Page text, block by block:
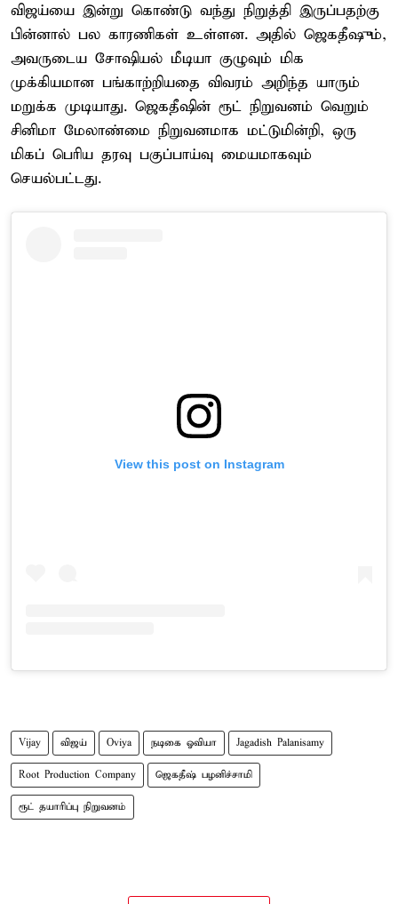
விஜய்யை இன்று கொண்டு வந்து நிறுத்தி இருப்பதற்கு
பின்னால் பல காரணிகள் உள்ளன. அதில் ஜெகதீஷும்,
அவருடைய சோஷியல் மீடியா குழுவும் மிக
முக்கியமான பங்காற்றியதை விவரம் அறிந்த யாரும்
மறுக்க முடியாது. ஜெகதீஷின் ரூட் நிறுவனம் வெறும்
சினிமா மேலாண்மை நிறுவனமாக மட்டுமின்றி, ஒரு
மிகப் பெரிய தரவு பகுப்பாய்வு மையமாகவும்
செயல்பட்டது.
View this post on Instagram
Vijay விஜய் Oviya நடிகை ஓவியா Jagadish Palanisamy
Root Production Company ஜெகதீஷ் பழனிச்சாமி
ரூட் தயாரிப்பு நிறுவனம்